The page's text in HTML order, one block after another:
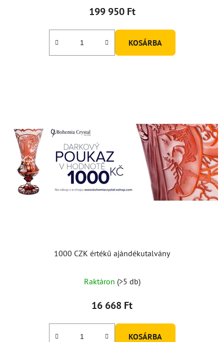
199 950 Ft
KOSÁRBA
1000 CZK értékű ajándékutalvány
Raktáron (>5 db)
16 668 Ft
KOSÁRBA